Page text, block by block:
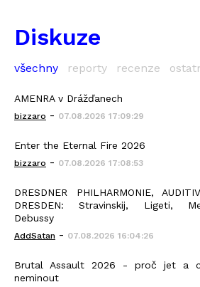
Diskuze
všechny reporty recenze
AMENRA v Drážďanech
bizzaro - 07.08.2026 17:09:29
Enter the Eternal Fire 2026
bizzaro - 07.08.2026 17:08:53
DRESDNER PHILHARMONIE,
DRESDEN: Stravinskij, Ligeti,
Debussy
AddSatan - 07.08.2026 16:04:26
Brutal Assault 2026 - proč jet a
neminout